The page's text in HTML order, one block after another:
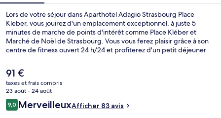
Lors de votre séjour dans Aparthotel Adagio Strasbourg Place
Kleber, vous jouirez d'un emplacement exceptionnel, à juste 5
minutes de marche de points d'intérêt comme Place Kléber et
Marché de Noël de Strasbourg. Vous vous ferez plaisir grâce à son
centre de fitness ouvert 24 h/24 et profiterez d'un petit déjeuner
hébergement qui abrite une terrasse et un jardin, vous êtes comme
un coq en pâte. Les appartements bénéficient en outre de petits
plus pratiques comme un réfrigérateur et un micro-ondes.
Quelques minutes de marche seulement séparent l'hébergement
des transports publics : Station de tramway Homme de Fer est
accessible en quelques foulées et Arrêt de tram Broglie se situe à 3
Le
prix
actuel
est
de
91 €
taxes et frais compris
23 août - 24 août
Avis
voyageurs
9,09,0 sur 10
MerveilleuxAfficher 83 avis